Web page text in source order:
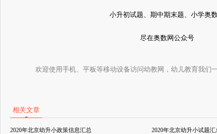
小升初试题、期中期末题、小学奥
尽在奥数网公众号
欢迎使用手机、平板等移动设备访问幼教网，幼儿教育我们
相关文章
2020年北京幼升小政策信息汇总 2020年北京幼升小试题汇